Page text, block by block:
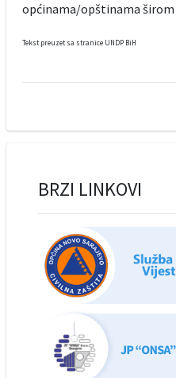
općinama/opštinama širom
Tekst preuzet sa stranice UNDP BiH
BRZI LINKOVI